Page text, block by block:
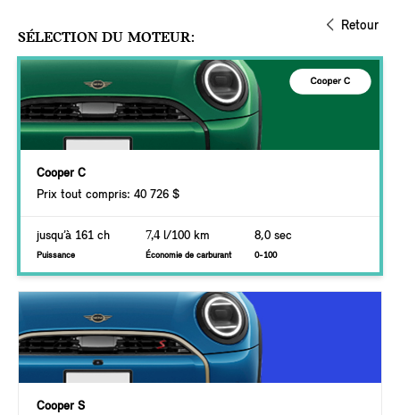
Retour
SÉLECTION DU MOTEUR:
Cooper C
Prix tout compris: 40 726 $
jusqu’à 161 ch
Puissance
7,4l/100 km
Économie de carburant
8,0 sec
0-100
Cooper S